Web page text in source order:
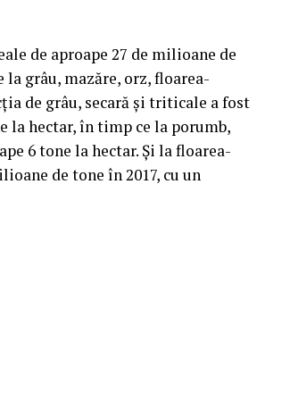
de aproape 27 de milioane de
grâu, mazăre, orz, floarea-
de grâu, secară şi triticale a fost
la hectar, în timp ce la porumb,
6 tone la hectar. Şi la floarea-
de tone în 2017, cu un